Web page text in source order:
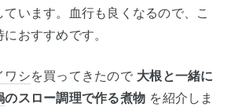
います。血行も良くなるので、こ
おすすめです。
ワシを買ってきたので 大根と一緒に
のスロー調理で作る煮物 を紹介しま